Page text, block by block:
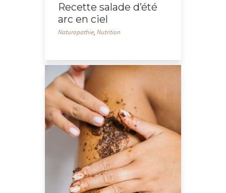
Recette salade d’été
arc en ciel
Naturopathie,Nutrition